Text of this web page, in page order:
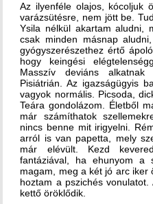
Az ilyenféle olajos, kócoljuk
varázsütésre, nem jött be.
Ysila nélkül akartam aludni,
csak minden másnap
gyógyszerészethez értő
hogy keingési
Masszív deviáns
Pisiátrián. Az igazságügyis
vagyok normális. Picsoda,
Teára gondolázom. Életből
már számíthatok
nincs benne mit irigyelni.
arról is van papetta, mely
már elévült. Kezd
fantáziával, ha ehunyom a
magam, meg a két jó arc iker
hoztam a pszichés
kettő öröklődik.